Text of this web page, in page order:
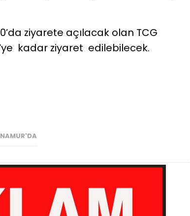
ziyarete açılacak olan TCG
kadar ziyaret edilebilecek.